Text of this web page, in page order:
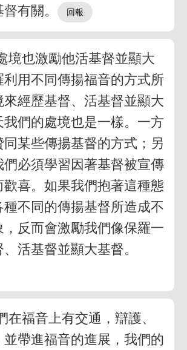
有關。
境也激勵他活基督並顯大
利用不同傳揚福音的方式所
經歷基督、活基督並顯大
我們的處境也是一樣。一方
某些傳揚基督的方式；另
們必須學習因著基督被宣傳
歡喜。如果我們抱著這種態
種不同的傳揚基督所造成不
，反而會激勵我們像保羅一
活基督並顯大基督。
在福音上有交通，辯護、
帶進福音的進展，我們的